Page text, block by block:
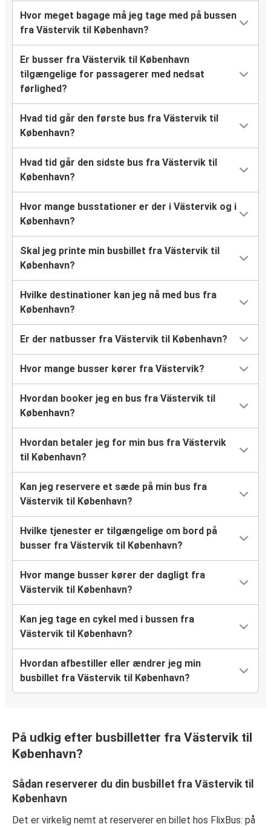
Hvor meget bagage må jeg tage med på bussen
fra Västervik til København?
Er busser fra Västervik til København
tilgængelige for passagerer med nedsat
førlighed?
Hvad tid går den første bus fra Västervik til
København?
Hvad tid går den sidste bus fra Västervik til
København?
Hvor mange busstationer er der i Västervik og i
København?
Skal jeg printe min busbillet fra Västervik til
København?
Hvilke destinationer kan jeg nå med bus fra
København?
Er der natbusser fra Västervik til København?
Hvor mange busser kører fra Västervik?
Hvordan booker jeg en bus fra Västervik til
København?
Hvordan betaler jeg for min bus fra Västervik
til København?
Kan jeg reservere et sæde på min bus fra
Västervik til København?
Hvilke tjenester er tilgængelige om bord på
busser fra Västervik til København?
Hvor mange busser kører der dagligt fra
Västervik til København?
Kan jeg tage en cykel med i bussen fra
Västervik til København?
Hvordan afbestiller eller ændrer jeg min
busbillet fra Västervik til København?
På udkig efter busbilletter fra Västervik til
København?
Sådan reserverer du din busbillet fra Västervik til
København
Det er virkelig nemt at reserverer en billet hos FlixBus: på